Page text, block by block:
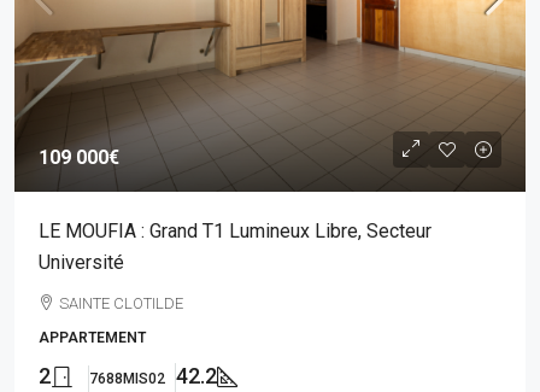
109 000€
LE MOUFIA : Grand T1 Lumineux Libre, Secteur
Université
SAINTE CLOTILDE
APPARTEMENT
2
7688MIS02
42.2